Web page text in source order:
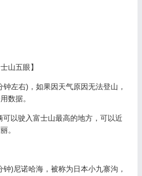
山五眼】
钟左右)，如果因天气原因无法登山，
数据。
以驶入富士山最高的地方，可以近
。
钟)尼诺哈海，被称为日本小九寨沟，